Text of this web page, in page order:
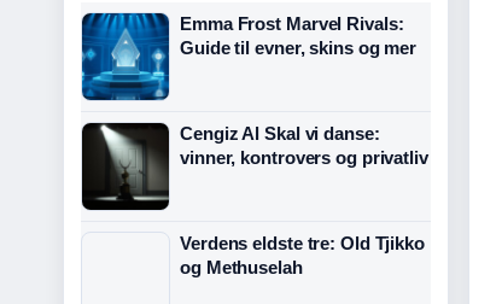
Emma Frost Marvel Rivals:
Guide til evner, skins og mer
Cengiz Al Skal vi danse:
vinner, kontrovers og privatliv
Verdens eldste tre: Old Tjikko
og Methuselah